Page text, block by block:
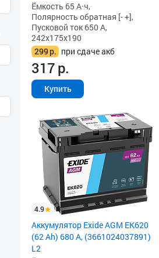
Ёмкость 65 А·ч,
Полярность обратная [- +],
Пусковой ток 650 А,
242x175x190
299р. при сдаче акб
317р.
Купить
4.9
Аккумулятор Exide AGM EK620
(62 Ah) 680 А, (3661024037891)
L2